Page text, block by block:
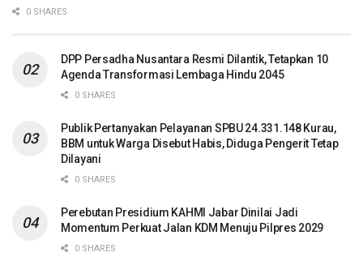
0 SHARES
DPP Persadha Nusantara Resmi Dilantik, Tetapkan 10
Agenda Transformasi Lembaga Hindu 2045
0 SHARES
Publik Pertanyakan Pelayanan SPBU 24.331.148 Kurau,
BBM untuk Warga Disebut Habis, Diduga Pengerit Tetap
Dilayani
0 SHARES
Perebutan Presidium KAHMI Jabar Dinilai Jadi
Momentum Perkuat Jalan KDM Menuju Pilpres 2029
0 SHARES